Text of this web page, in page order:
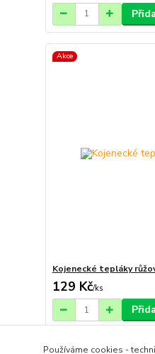
Akce
Kojenecké tepláky
129 Kč/ks
Používáme cookies -